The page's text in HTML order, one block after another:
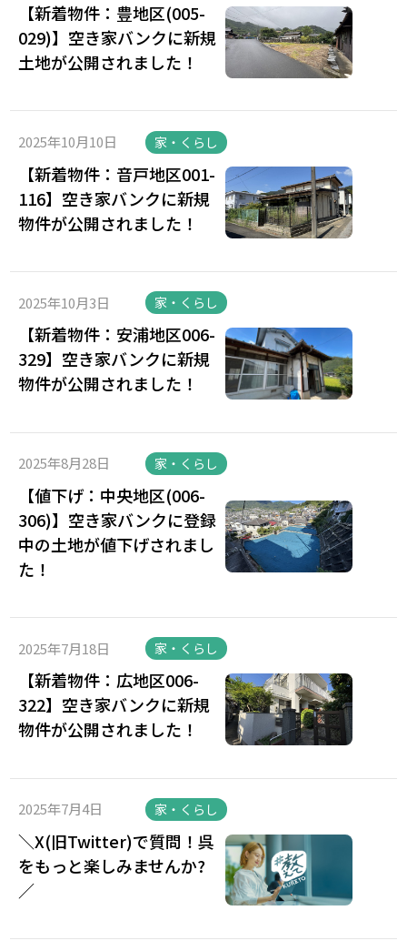
【新着物件：豊地区(005-
029)】空き家バンクに新規
土地が公開されました！
2025年10月10日 家・くらし
【新着物件：音戸地区001-
116】空き家バンクに新規
物件が公開されました！
2025年10月3日 家・くらし
【新着物件：安浦地区006-
329】空き家バンクに新規
物件が公開されました！
2025年8月28日 家・くらし
【値下げ：中央地区(006-
306)】空き家バンクに登録
中の土地が値下げされまし
た！
2025年7月18日 家・くらし
【新着物件：広地区006-
322】空き家バンクに新規
物件が公開されました！
2025年7月4日 家・くらし
＼X(旧Twitter)で質問！呉
をもっと楽しみませんか?
／